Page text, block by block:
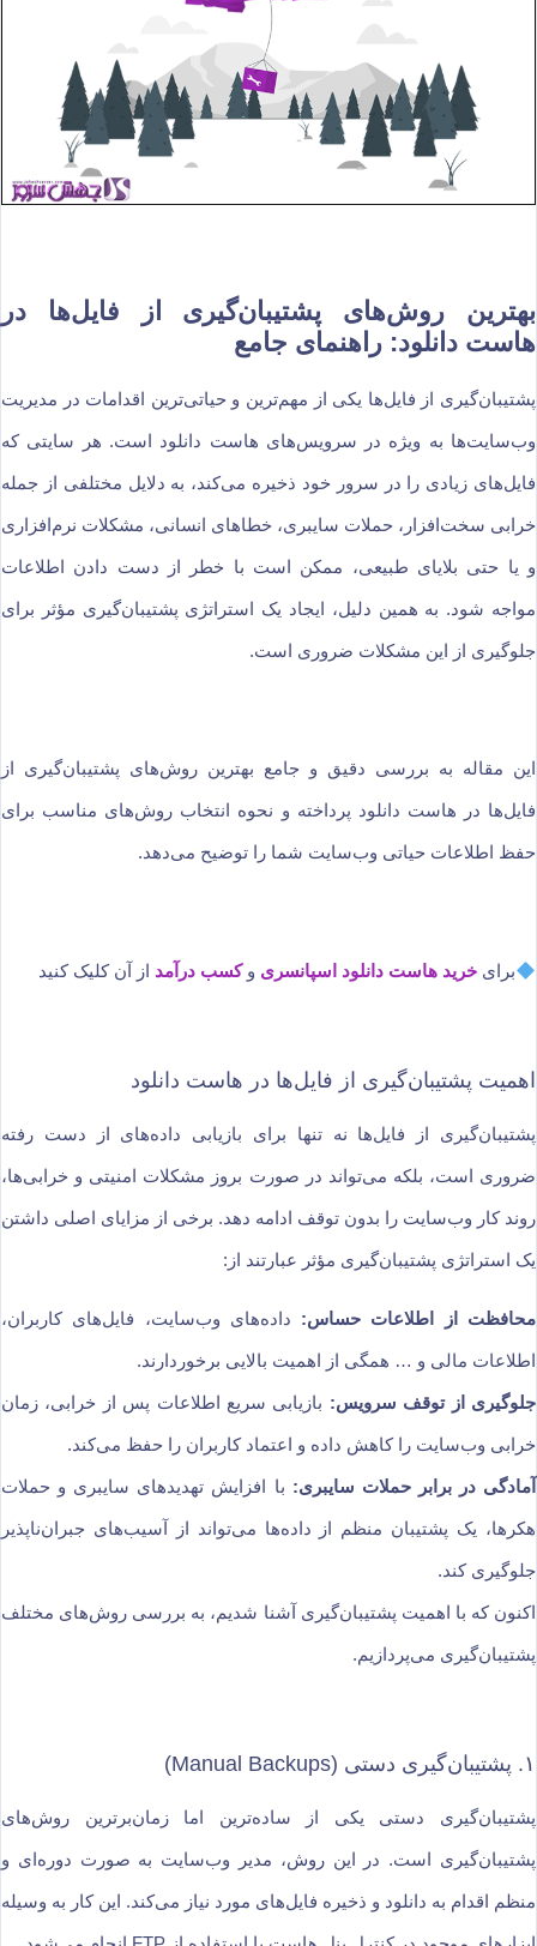
بهترین روش‌های پشتیبان‌گیری از فایل‌ها در
هاست دانلود: راهنمای جامع
پشتیبان‌گیری از فایل‌ها یکی از مهم‌ترین و حیاتی‌ترین اقدامات در مدیریت
وب‌سایت‌ها به ویژه در سرویس‌های هاست دانلود است. هر سایتی که
فایل‌های زیادی را در سرور خود ذخیره می‌کند، به دلایل مختلفی از جمله
خرابی سخت‌افزار، حملات سایبری، خطاهای انسانی، مشکلات نرم‌افزاری
و یا حتی بلایای طبیعی، ممکن است با خطر از دست دادن اطلاعات
مواجه شود. به همین دلیل، ایجاد یک استراتژی پشتیبان‌گیری مؤثر برای
جلوگیری از این مشکلات ضروری است.
این مقاله به بررسی دقیق و جامع بهترین روش‌های پشتیبان‌گیری از
فایل‌ها در هاست دانلود پرداخته و نحوه انتخاب روش‌های مناسب برای
حفظ اطلاعات حیاتی وب‌سایت شما را توضیح می‌دهد.
برایخرید هاست دانلود اسپانسری وکسب درآمد از آن کلیک کنید
اهمیت پشتیبان‌گیری از فایل‌ها در هاست دانلود
پشتیبان‌گیری از فایل‌ها نه تنها برای بازیابی داده‌های از دست رفته
ضروری است، بلکه می‌تواند در صورت بروز مشکلات امنیتی و خرابی‌ها،
روند کار وب‌سایت را بدون توقف ادامه دهد. برخی از مزایای اصلی داشتن
یک استراتژی پشتیبان‌گیری مؤثر عبارتند از:
محافظت از اطلاعات حساس: داده‌های وب‌سایت، فایل‌های کاربران،
اطلاعات مالی و … همگی از اهمیت بالایی برخوردارند.
جلوگیری از توقف سرویس: بازیابی سریع اطلاعات پس از خرابی، زمان
خرابی وب‌سایت را کاهش داده و اعتماد کاربران را حفظ می‌کند.
آمادگی در برابر حملات سایبری: با افزایش تهدیدهای سایبری و حملات
هکرها، یک پشتیبان منظم از داده‌ها می‌تواند از آسیب‌های جبران‌ناپذیر
جلوگیری کند.
اکنون که با اهمیت پشتیبان‌گیری آشنا شدیم، به بررسی روش‌های مختلف
پشتیبان‌گیری می‌پردازیم.
۱. پشتیبان‌گیری دستی (Manual Backups)
پشتیبان‌گیری دستی یکی از ساده‌ترین اما زمان‌برترین روش‌های
پشتیبان‌گیری است. در این روش، مدیر وب‌سایت به صورت دوره‌ای و
منظم اقدام به دانلود و ذخیره فایل‌های مورد نیاز می‌کند. این کار به وسیله